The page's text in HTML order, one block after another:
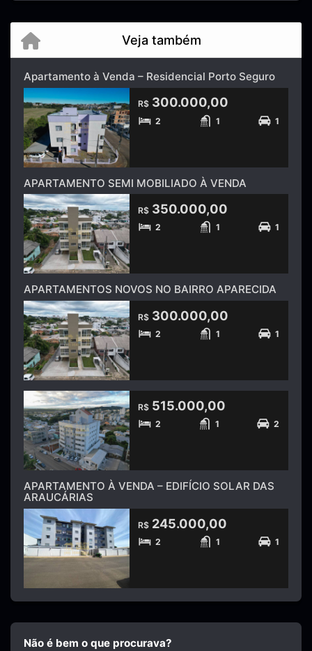
Veja também
Apartamento à Venda – Residencial Porto Seguro
R$ 300.000,00
2 1 1
APARTAMENTO SEMI MOBILIADO À VENDA
R$ 350.000,00
2 1 1
APARTAMENTOS NOVOS NO BAIRRO APARECIDA
R$ 300.000,00
2 1 1
R$ 515.000,00
2 1 2
APARTAMENTO À VENDA – EDIFÍCIO SOLAR DAS
ARAUCÁRIAS
R$ 245.000,00
2 1 1
Não é bem o que procurava?